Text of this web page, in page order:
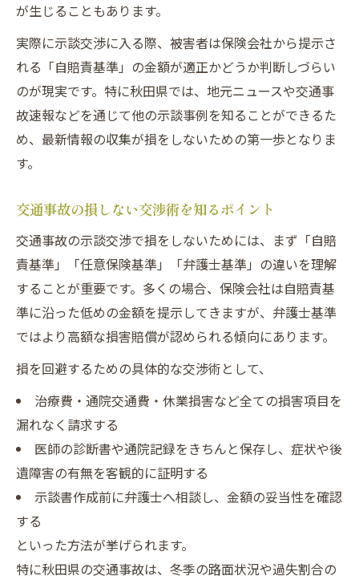
むちうち通院3ヶ月で損しない示談交渉法
交通事故の慰謝料計算法と弁護士基準の活
用
3ヶ月通院の休業損害・交通費も併せて考え
る
交通事故示談で提示額が低い時の対処法
交通事故の賠償金を最大化する秋田県の工
夫
交通事故の補償アップにつながる交渉ポイ
ント
秋田県交通事故ニュースから学ぶ賠償事例
交通事故の証拠集めと有利な示談の進め方
法
秋田の交通事故ニュースから見る示談の傾向
秋田県交通事故ニュースで示談事例を分析
交通事故速報から傾向を読み解くポイント
秋田市内の交通事故で注目の示談増額例
交通事故示談で失敗しないための最新動向
が生じることもあります。
実際に示談交渉に入る際、被害者は保険会社から提示さ
れる「自賠責基準」の金額が適正かどうか判断しづらい
のが現実です。特に秋田県では、地元ニュースや交通事
故速報などを通じて他の示談事例を知ることができるた
め、最新情報の収集が損をしないための第一歩となりま
す。
交通事故の損しない交渉術を知るポイント
交通事故の示談交渉で損をしないためには、まず「自賠
責基準」「任意保険基準」「弁護士基準」の違いを理解
することが重要です。多くの場合、保険会社は自賠責基
準に沿った低めの金額を提示してきますが、弁護士基準
ではより高額な損害賠償が認められる傾向にあります。
損を回避するための具体的な交渉術として、
治療費・通院交通費・休業損害など全ての損害項目を
漏れなく請求する
医師の診断書や通院記録をきちんと保存し、症状や後
遺障害の有無を客観的に証明する
示談書作成前に弁護士へ相談し、金額の妥当性を確認
する
といった方法が挙げられます。
特に秋田県の交通事故は、冬季の路面状況や過失割合の